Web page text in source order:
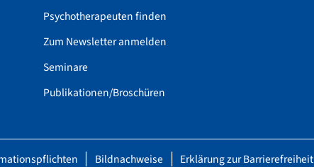
Psychotherapeuten finden
Zum Newsletter anmelden
Seminare
Publikationen/Broschüren
Bildnachweise Erklärung zur Barrierefreiheit